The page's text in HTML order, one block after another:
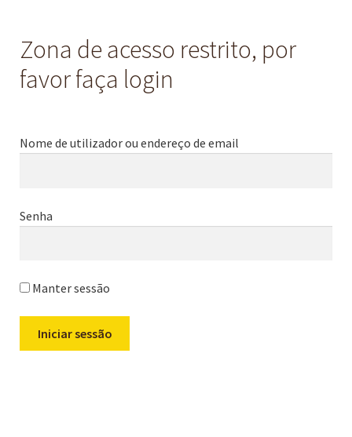
Zona de acesso restrito, por
favor faça login
Nome de utilizador ou endereço de email
Senha
Manter sessão